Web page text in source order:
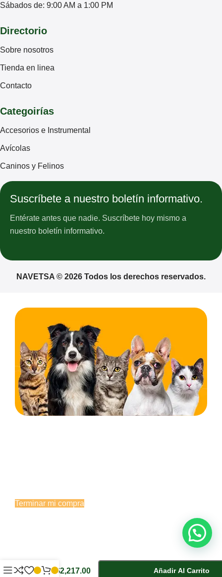
Sábados de: 9:00 AM a 1:00 PM
Directorio
Sobre nosotros
Tienda en linea
Contacto
Categoirías
Accesorios e Instrumental
Avícolas
Caninos y Felinos
Suscríbete a nuestro boletín informativo.
Entérate antes que nadie. Suscríbete hoy mismo a
nuestro boletín informativo.
NAVETSA © 2026 Todos los derechos reservados.
Terminar mi compra
Excede $2,217.00 Añadir Al Carrito